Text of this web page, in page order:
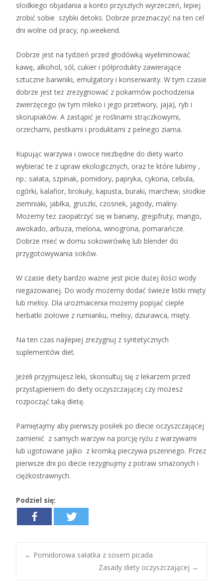
słodkiego objadania a konto przyszłych wyrzeczeń, lepiej
zrobić sobie szybki detoks. Dobrze przeznaczyć na ten cel
dni wolne od pracy, np.weekend.
Dobrze jest na tydzień przed głodówką wyeliminować
kawę, alkohol, sól, cukier i półprodukty zawierające
sztuczne barwniki, emulgatory i konserwanty. W tym czasie
dobrze jest też zrezygnować z pokarmów pochodzenia
zwierzęcego (w tym mleko i jego przetwory, jaja), ryb i
skorupiaków. A zastąpić je roślinami strączkowymi,
orzechami, pestkami i produktami z pełnego ziarna.
Kupując warzywa i owoce niezbędne do diety warto
wybierać te z upraw ekologicznych, oraz te które lubimy ,
np.: sałata, szpinak, pomidory, papryka, cykoria, cebula,
ogórki, kalafior, brokuły, kapusta, buraki, marchew, słodkie
ziemniaki, jabłka, gruszki, czosnek, jagody, maliny.
Możemy też zaopatrzyć się w banany, grejpfruty, mango,
awokado, arbuza, melona, winogrona, pomarańcze.
Dobrze mieć w domu sokowirówkę lub blender do
przygotowywania soków.
W czasie diety bardzo ważne jest picie dużej ilości wody
niegazowanej. Do wody możemy dodać świeże listki mięty
lub melisy. Dla urozmaicenia możemy popijać ciepłe
herbatki ziołowe z rumianku, melisy, dziurawca, mięty.
Na ten czas najlepiej zrezygnuj z syntetycznych
suplementów diet.
Jeżeli przyjmujesz leki, skonsultuj się z lekarzem przed
przystąpieniem do diety oczyszczającej czy możesz
rozpocząć taką dietę.
Pamiętajmy aby pierwszy posiłek po diecie oczyszczającej
zamienić z samych warzyw na porcję ryżu z warzywami
lub ugotowane jajko z kromką pieczywa pszennego. Przez
pierwsze dni po diecie rezygnujmy z potraw smażonych i
ciężkostrawnych.
Podziel się:
← Pomidorowa sałatka z sosem picada
Zasady diety oczyszczającej →